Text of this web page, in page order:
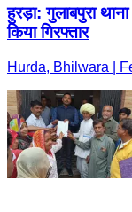
हुरड़ा: गुलाबपुरा
किया गिरफ्तार
Hurda, Bhilwara |